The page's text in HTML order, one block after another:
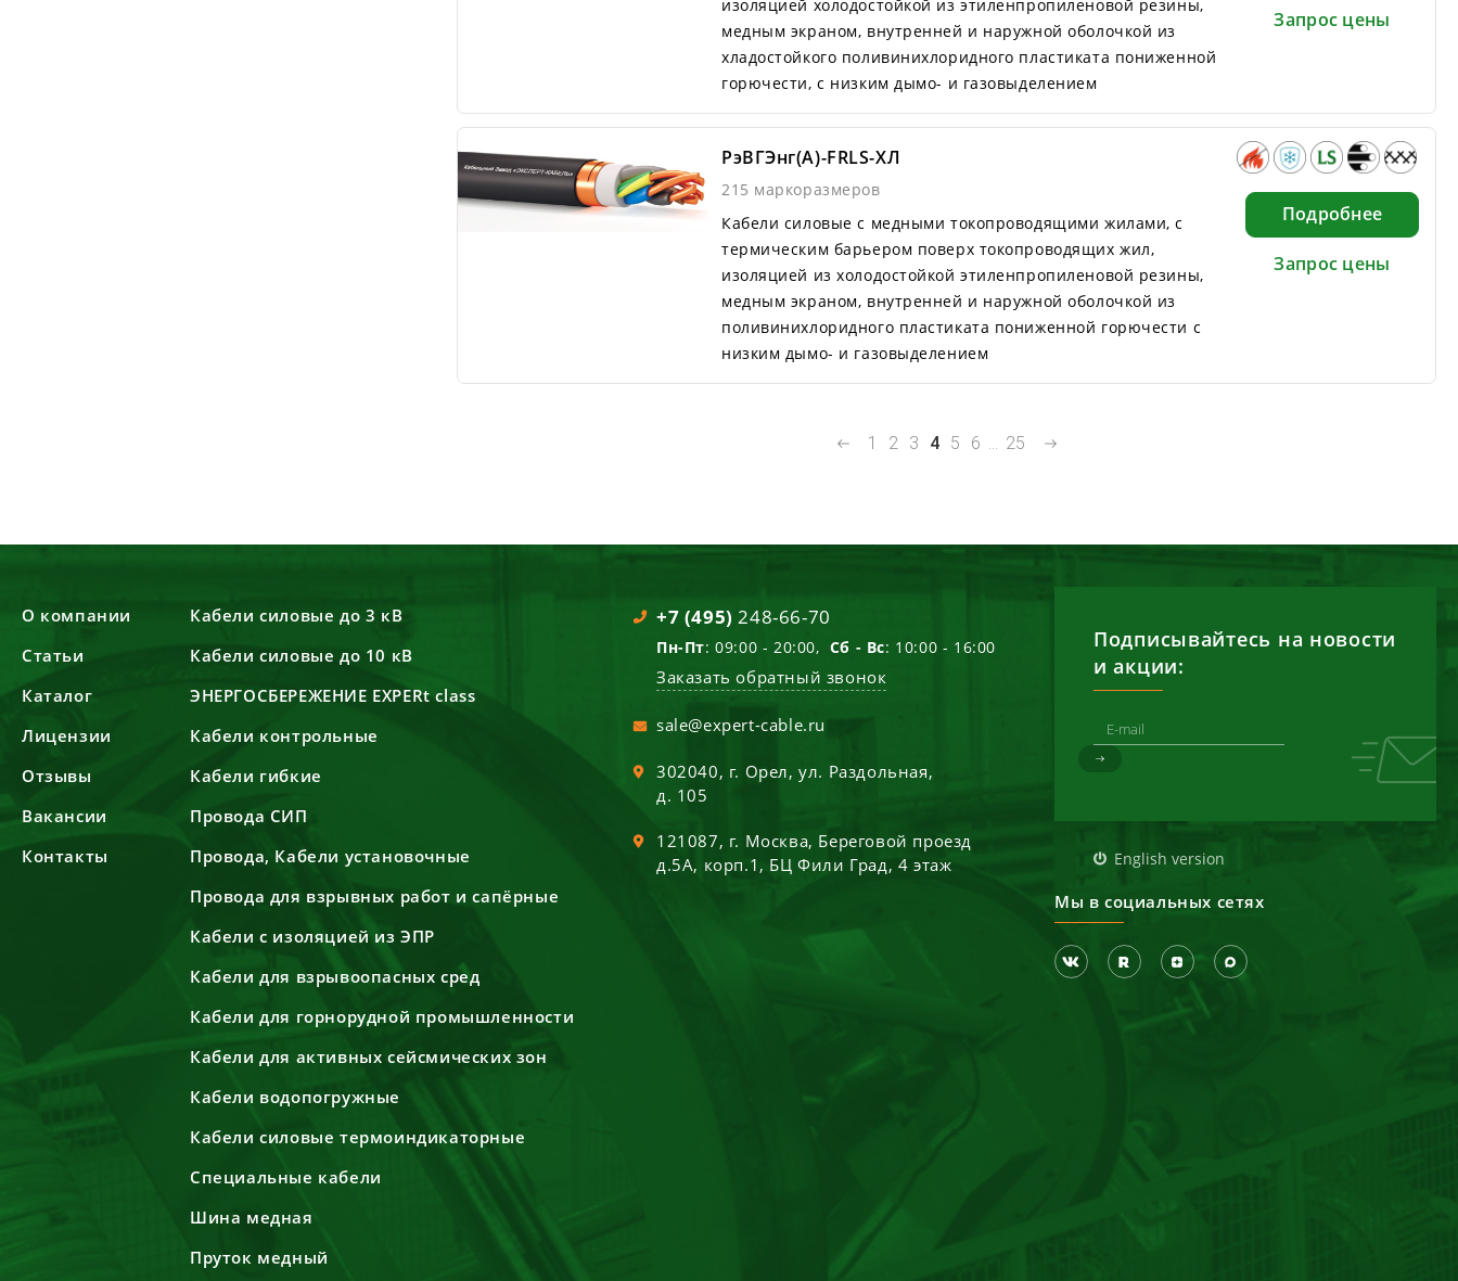
изоляцией холодостойкой из этиленпропиленовой резины,
медным экраном, внутренней и наружной оболочкой из
хладостойкого поливинихлоридного пластиката пониженной
горючести, с низким дымо- и газовыделением
Запрос цены
РэВГЭнг(А)-FRLS-ХЛ
215 маркоразмеров
Кабели силовые с медными токопроводящими жилами, с
термическим барьером поверх токопроводящих жил,
изоляцией из холодостойкой этиленпропиленовой резины,
медным экраном, внутренней и наружной оболочкой из
поливинихлоридного пластиката пониженной горючести с
низким дымо- и газовыделением
Подробнее
Запрос цены
1 2 3 4 5 6 ... 25
О компании
Статьи
Каталог
Лицензии
Отзывы
Вакансии
Контакты
Кабели силовые до 3 кВ
Кабели силовые до 10 кВ
ЭНЕРГОСБЕРЕЖЕНИЕ EXPERt class
Кабели контрольные
Кабели гибкие
Провода СИП
Провода, Кабели установочные
Провода для взрывных работ и сапёрные
Кабели с изоляцией из ЭПР
Кабели для взрывоопасных сред
Кабели для горнорудной промышленности
Кабели для активных сейсмических зон
Кабели водопогружные
Кабели силовые термоиндикаторные
Специальные кабели
Шина медная
Пруток медный
+7 (495) 248-66-70
Пн-Пт: 09:00 - 20:00, Сб - Вс: 10:00 - 16:00
Заказать обратный звонок
sale@expert-cable.ru
302040, г. Орел,ул. Раздольная,
д. 105
121087, г. Москва, Береговой проезд
д.5А, корп.1, БЦ Фили Град, 4 этаж
Подписывайтесь на новости
и акции:
English version
Мы в социальных сетях